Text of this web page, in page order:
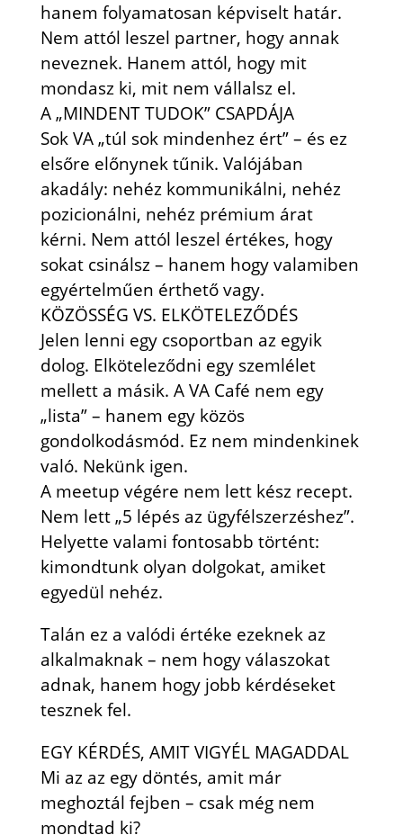
hanem folyamatosan képviselt határ.
Nem attól leszel partner, hogy annak
neveznek. Hanem attól, hogy mit
mondasz ki, mit nem vállalsz el.
A „MINDENT TUDOK” CSAPDÁJA
Sok VA „túl sok mindenhez ért” – és ez
elsőre előnynek tűnik. Valójában
akadály: nehéz kommunikálni, nehéz
pozicionálni, nehéz prémium árat
kérni. Nem attól leszel értékes, hogy
sokat csinálsz – hanem hogy valamiben
egyértelműen érthető vagy.
KÖZÖSSÉG VS. ELKÖTELEZŐDÉS
Jelen lenni egy csoportban az egyik
dolog. Elköteleződni egy szemlélet
mellett a másik. A VA Café nem egy
„lista” – hanem egy közös
gondolkodásmód. Ez nem mindenkinek
való. Nekünk igen.
A meetup végére nem lett kész recept.
Nem lett „5 lépés az ügyfélszerzéshez”.
Helyette valami fontosabb történt:
kimondtunk olyan dolgokat, amiket
egyedül nehéz.
Talán ez a valódi értéke ezeknek az
alkalmaknak – nem hogy válaszokat
adnak, hanem hogy jobb kérdéseket
tesznek fel.
EGY KÉRDÉS, AMIT VIGYÉL MAGADDAL
Mi az az egy döntés, amit már
meghoztál fejben – csak még nem
mondtad ki?